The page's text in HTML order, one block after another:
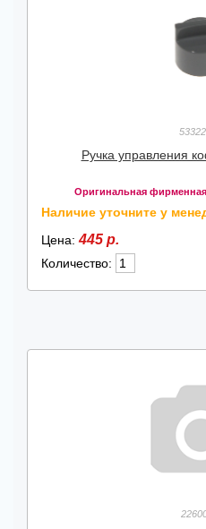
Ручка управления
Оригинальная
Наличие уточните у
Цена:445 р.
Количество: